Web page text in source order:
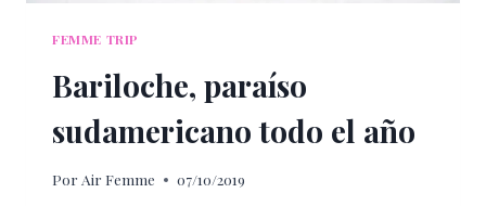
FEMME TRIP
Bariloche, paraíso
sudamericano todo el año
Por Air Femme 07/10/2019